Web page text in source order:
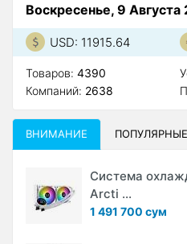
Воскресенье, 9 Августа
USD: 11915.64
Товаров: 4390
Компаний: 2638
ВНИМАНИЕ ПОПУЛЯРНЫЕ
Система
Arcti ...
1 491 700 сум